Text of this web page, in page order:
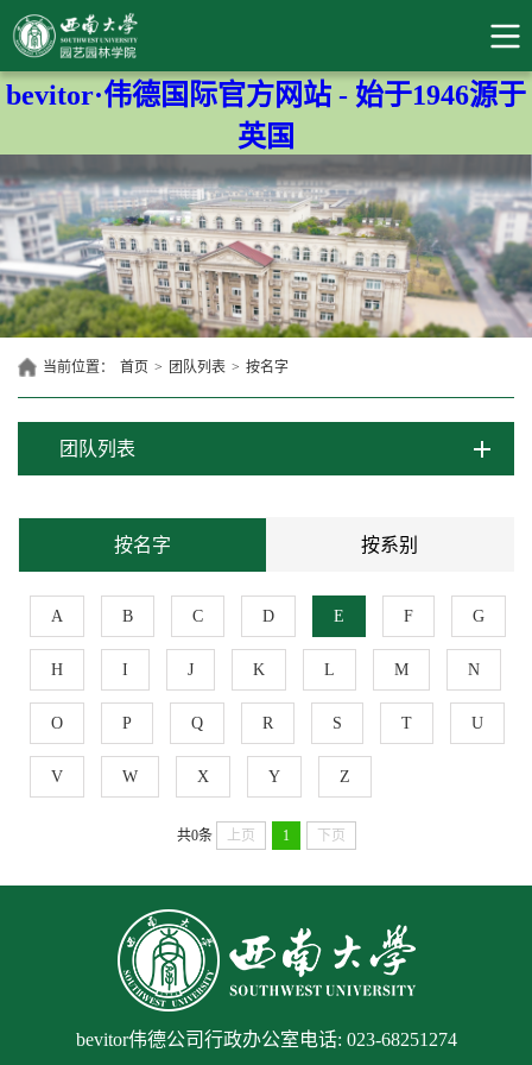
bevitor·伟德国际官方网站 - 始于1946源于
英国
当前位置： 首页 > 团队列表 > 按名字
团队列表
按名字 按系别
A B C D E F G
H I J K L M N
O P Q R S T U
V W X Y Z
共0条 上页 1 下页
bevitor伟德公司行政办公室电话: 023-68251274